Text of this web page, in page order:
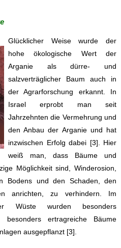
Glücklicher Weise wurde der
hohe ökologische Wert der
Arganie als dürre- und
salzverträglicher Baum auch in
der Agrarforschung erkannt. In
Israel erprobt man seit
Jahrzehnten die Vermehrung und
den Anbau der Arganie und hat
inzwischen Erfolg dabei [3]. Hier
weiß man, dass Bäume und
Möglichkeit sind, Winderosion,
Bodens und den Schaden, den
anrichten, zu verhindern. Im
Wüste wurden besonders
besonders ertragreiche Bäume
ausgepflanzt [3].